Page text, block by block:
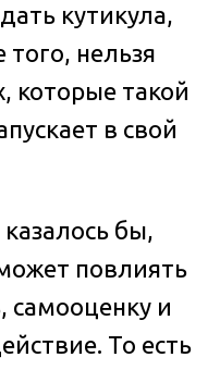
кутикула,
нельзя
которые такой
в свой
бы,
повлиять
самооценку и
То есть